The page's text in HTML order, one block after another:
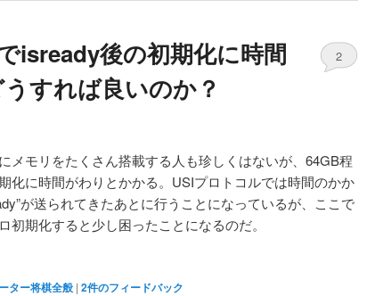
isready後の初期化に時間
すれば良いのか？
2
メモリをたくさん搭載する人も珍しくはないが、64GB程
化に時間がわりとかかる。USIプロトコルでは時間のかか
が送られてきたあとに行うことになっているが、ここで
初期化すると少し困ったことになるのだ。
ター将棋全般 | 2件のフィードバック